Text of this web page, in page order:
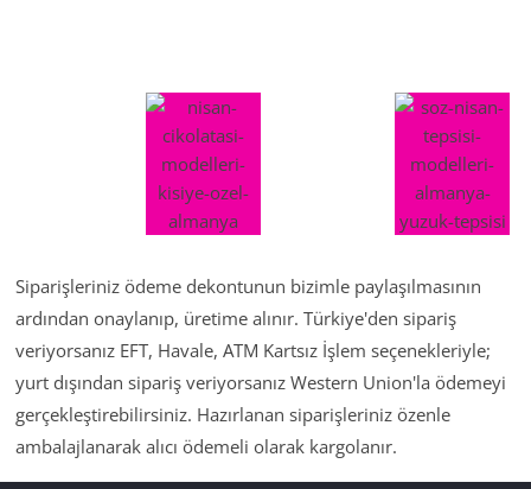
Siparişleriniz ödeme dekontunun bizimle paylaşılmasının
ardından onaylanıp, üretime alınır. Türkiye'den sipariş
veriyorsanız EFT, Havale, ATM Kartsız İşlem seçenekleriyle;
yurt dışından sipariş veriyorsanız Western Union'la ödemeyi
gerçekleştirebilirsiniz. Hazırlanan siparişleriniz özenle
ambalajlanarak alıcı ödemeli olarak kargolanır.